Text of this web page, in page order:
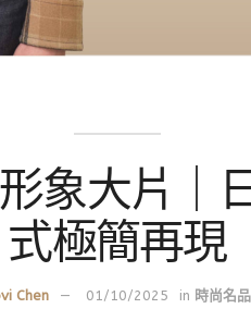
形象大片｜
式極簡再現
Chen 01/10/2025 in 時尚名品